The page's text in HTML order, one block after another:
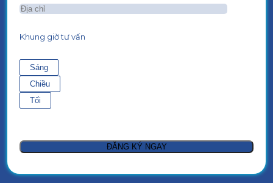
Khung giờ tư vấn
Sáng
Chiều
Tối